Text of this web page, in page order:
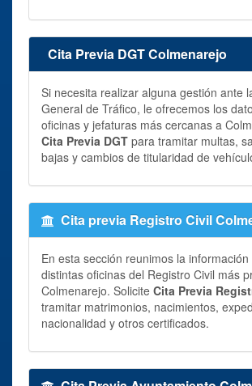
Cita Previa DGT Colmenarejo
Si necesita realizar alguna gestión ante
General de Tráfico, le ofrecemos los
oficinas y jefaturas más cercanas a
Cita Previa DGT para tramitar multas,
bajas y cambios de titularidad de
Cita previa Registro Civil
En esta sección reunimos la
distintas oficinas del Registro Civil más
Colmenarejo. Solicite Cita Previa
tramitar matrimonios, nacimientos,
nacionalidad y otros certificados.